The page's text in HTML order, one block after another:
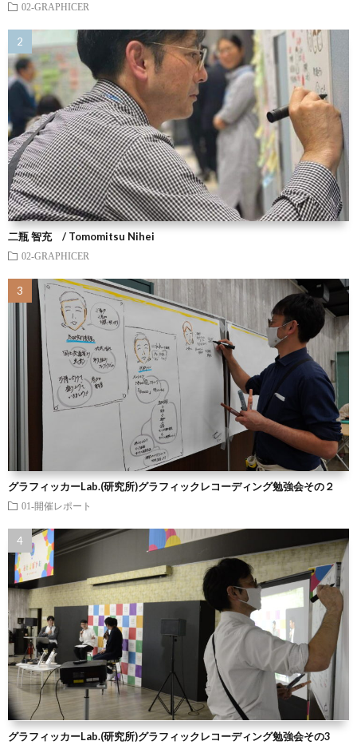
02-GRAPHICER
二瓶 智充 / Tomomitsu Nihei
02-GRAPHICER
グラフィッカーLab.(研究所)グラフィックレコーディング勉強会その２
01-開催レポート
グラフィッカーLab.(研究所)グラフィックレコーディング勉強会その3